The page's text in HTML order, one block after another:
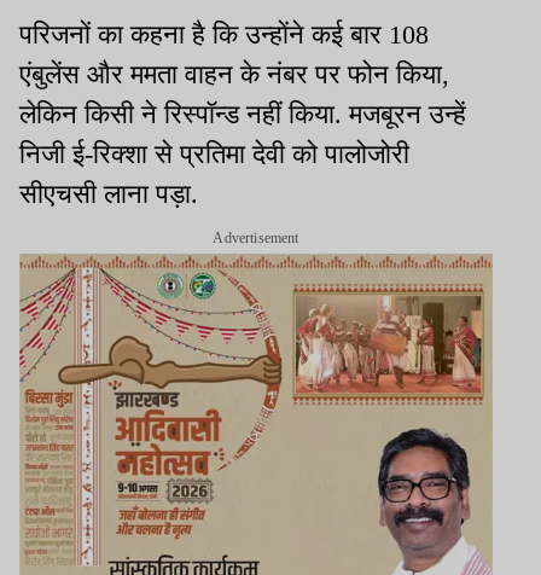
परिजनों का कहना है कि उन्होंने कई बार 108
एंबुलेंस और ममता वाहन के नंबर पर फोन किया,
लेकिन किसी नेरिस्पॉन्डनहीं किया. मजबूरन उन्हें
निजी ई-रिक्शा से प्रतिमा देवी कोपालोजोरी
सीएचसीलाना पड़ा.
Advertisement